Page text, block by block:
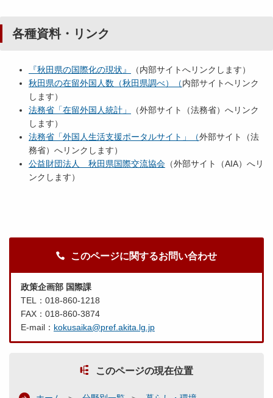
各種資料・リンク
『秋田県の国際化の現状』
（内部サイトへリンクします）
秋田県の在留外国人数（秋田県調べ）（内部サイトへリンク
します）
法務省「在留外国人統計」
（外部サイト（法務省）へリンク
します）
法務省「外国人生活支援ポータルサイト」（外部サイト（法
務省）へリンクします）
公益財団法人 秋田県国際交流協会 （外部サイト（AIA）へリ
ンクします）
このページに関するお問い合わせ
政策企画部 国際課
TEL：018-860-1218
FAX：018-860-3874
E-mail： kokusaika@pref.akita.lg.jp
このページの現在位置